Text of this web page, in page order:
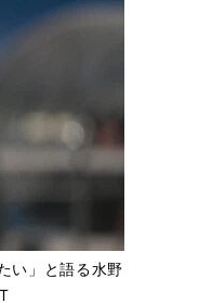
い」と語る水野